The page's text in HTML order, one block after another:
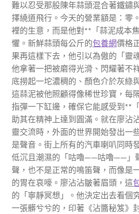
難以忍受那股陳年蒜頭混合著鐵鏽
擇繞道飛行。今天的營業額是：零
裡的生意，而是他對**「蒜泥成本
懼。新鮮蒜頭每公斤的包養網價格
果再這樣下去，他引以為傲的「靈
他拿著一把被磨得光滑、閃耀著不
底撈起一坨濃稠的、顏色介於灰綠
這蒜泥被他照顧得像稀世珍寶，每
指彈一下缸邊，確保它能感受到**
助其在精神上達到圓滿。就在廖沾
靈交流時，外面的世界開始發出一
是聲音。街上所有的汽車喇叭同時
低沉且潮濕的「咕嚕——咕嚕——」
聲，也不是正常的鳴笛聲，而像是
的胃在哀嚎。廖沾沾皺著眉頭，這
的「寧靜冥想」。他決定出去看個
一張髒兮兮的，印著《沾醬秘笈》